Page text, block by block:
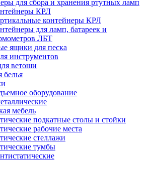
для сбора и хранения ртутных ламп
КРЛ
контейнеры КРЛ
для ламп, батареек и
ЛБТ
ящики для песка
инструментов
ветоши
белья
оборудование
мебель
подкатные столы и стойки
рабочие места
стеллажи
тумбы